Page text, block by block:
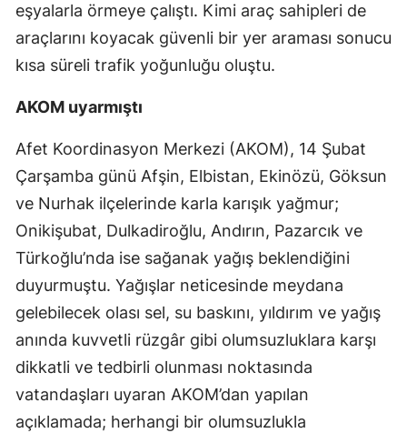
eşyalarla örmeye çalıştı. Kimi araç sahipleri de
araçlarını koyacak güvenli bir yer araması sonucu
kısa süreli trafik yoğunluğu oluştu.
AKOM uyarmıştı
Afet Koordinasyon Merkezi (AKOM), 14 Şubat
Çarşamba günü Afşin, Elbistan, Ekinözü, Göksun
ve Nurhak ilçelerinde karla karışık yağmur;
Onikişubat, Dulkadiroğlu, Andırın, Pazarcık ve
Türkoğlu’nda ise sağanak yağış beklendiğini
duyurmuştu. Yağışlar neticesinde meydana
gelebilecek olası sel, su baskını, yıldırım ve yağış
anında kuvvetli rüzgâr gibi olumsuzluklara karşı
dikkatli ve tedbirli olunması noktasında
vatandaşları uyaran AKOM’dan yapılan
açıklamada; herhangi bir olumsuzlukla